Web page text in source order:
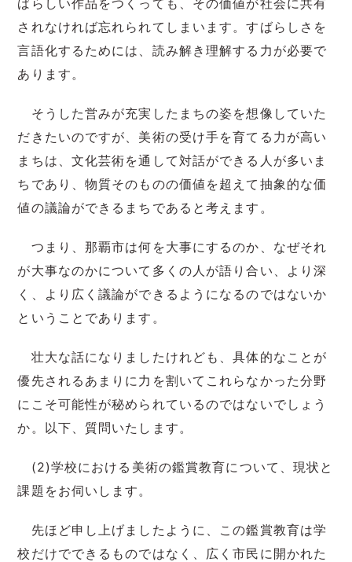
されなければ忘れられてしまいます。すばらしさを
言語化するためには、読み解き理解する力が必要で
あります。
そうした営みが充実したまちの姿を想像していた
だきたいのですが、美術の受け手を育てる力が高い
まちは、文化芸術を通して対話ができる人が多いま
ちであり、物質そのものの価値を超えて抽象的な価
値の議論ができるまちであると考えます。
つまり、那覇市は何を大事にするのか、なぜそれ
が大事なのかについて多くの人が語り合い、より深
く、より広く議論ができるようになるのではないか
ということであります。
壮大な話になりましたけれども、具体的なことが
優先されるあまりに力を割いてこれらなかった分野
にこそ可能性が秘められているのではないでしょう
か。以下、質問いたします。
(2)学校における美術の鑑賞教育について、現状と
課題をお伺いします。
先ほど申し上げましたように、この鑑賞教育は学
校だけでできるものではなく、広く市民に開かれた